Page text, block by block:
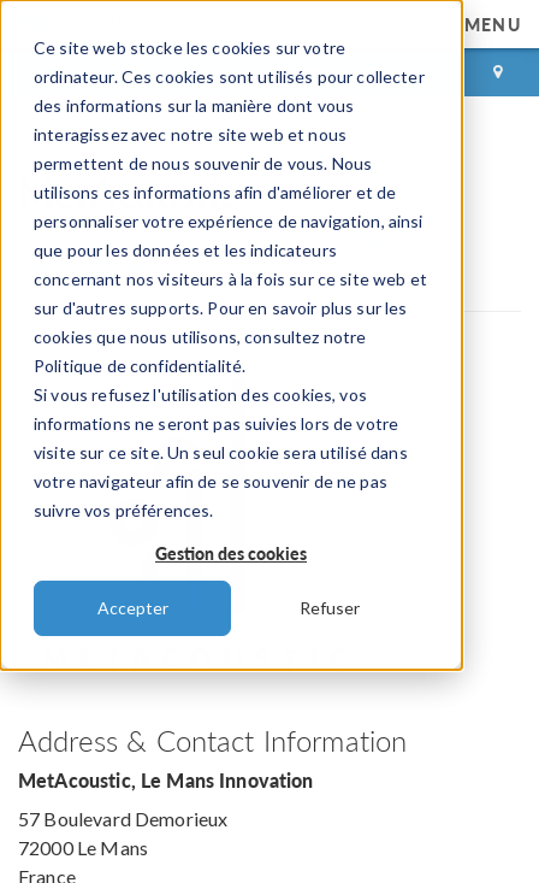
Ce site web stocke les cookies sur votre
ordinateur. Ces cookies sont utilisés pour collecter
des informations sur la manière dont vous
interagissez avec notre site web et nous
permettent de nous souvenir de vous. Nous
utilisons ces informations afin d'améliorer et de
personnaliser votre expérience de navigation, ainsi
que pour les données et les indicateurs
concernant nos visiteurs à la fois sur ce site web et
sur d'autres supports. Pour en savoir plus sur les
cookies que nous utilisons, consultez notre
Politique de confidentialité.
Si vous refusez l'utilisation des cookies, vos
informations ne seront pas suivies lors de votre
visite sur ce site. Un seul cookie sera utilisé dans
votre navigateur afin de se souvenir de ne pas
suivre vos préférences.
Gestion des cookies
Accepter Refuser
MENU
CONNEXION CONTACT
MetAcoustic
COMSOL Partnerships and Certified Consultants
Certified Consultants
Address & Contact Information
MetAcoustic, Le Mans Innovation
57 Boulevard Demorieux
72000 Le Mans
France